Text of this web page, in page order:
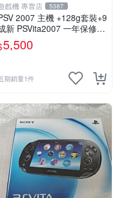
戲機 專賣店 5387
2007 主機 +128g套裝+9
新 PSVita2007 一年保修
遊戲機 以改 變革
5,500
期銷量1件